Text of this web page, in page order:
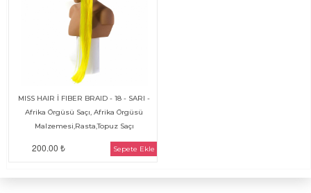
MISS HAIR İ FIBER BRAID - 18 - SARI -
Afrika Örgüsü Saçı, Afrika Örgüsü
Malzemesi,Rasta,Topuz Saçı
200.00 ₺ Sepete Ekle